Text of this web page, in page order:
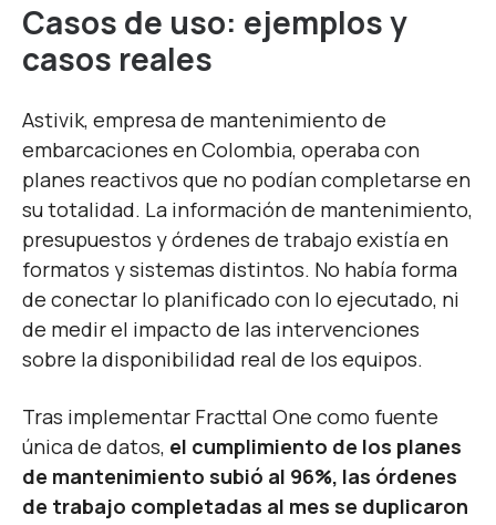
Casos de uso: ejemplos y
casos reales
Astivik, empresa de mantenimiento de
embarcaciones en Colombia, operaba con
planes reactivos que no podían completarse en
su totalidad. La información de mantenimiento,
presupuestos y órdenes de trabajo existía en
formatos y sistemas distintos. No había forma
de conectar lo planificado con lo ejecutado, ni
de medir el impacto de las intervenciones
sobre la disponibilidad real de los equipos.
Tras implementar Fracttal One como fuente
única de datos, el cumplimiento de los planes
de mantenimiento subió al 96%, las órdenes
de trabajo completadas al mes se duplicaron